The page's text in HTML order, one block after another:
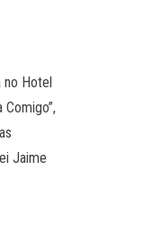
no Hotel
Jaime